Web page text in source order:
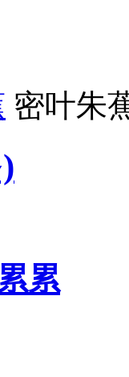
密叶朱
累